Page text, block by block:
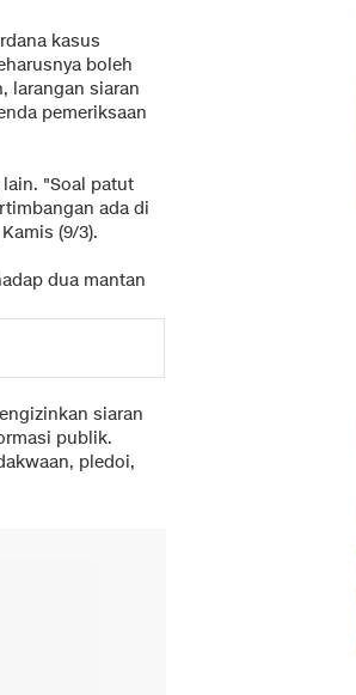
kasus
boleh
larangan siaran
pemeriksaan
"Soal patut
ada di
(9/3).
dua mantan
siaran
publik.
pledoi,